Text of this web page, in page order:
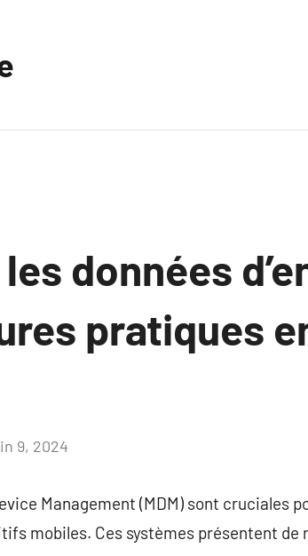
données
pratiques
9, 2024
Management (MDM) sont cruciales
mobiles. Ces systèmes présentent